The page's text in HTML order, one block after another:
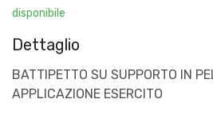
disponibile
Dettaglio
BATTIPETTO SU SUPPORTO IN
APPLICAZIONE ESERCITO